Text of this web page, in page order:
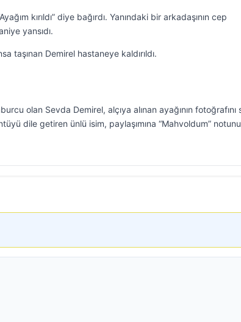
kırıldı” diye bağırdı. Yanındaki bir arkadaşının cep
yansıdı.
taşınan Demirel hastaneye kaldırıldı.
olan Sevda Demirel, alçıya alınan ayağının fotoğrafını
dile getiren ünlü isim, paylaşımına “Mahvoldum” notunu